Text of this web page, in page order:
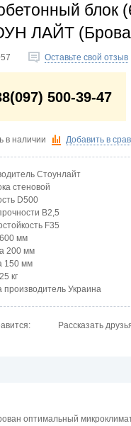
блок
ЛАЙТ
Оставьте свой отзыв
500-39-47
в наличии Добавить в
Стоунлайт
стеновой
D500
В2,5
F35
мм
200 мм
150 мм
кг
производитель Украина
Рассказать
оптимальный